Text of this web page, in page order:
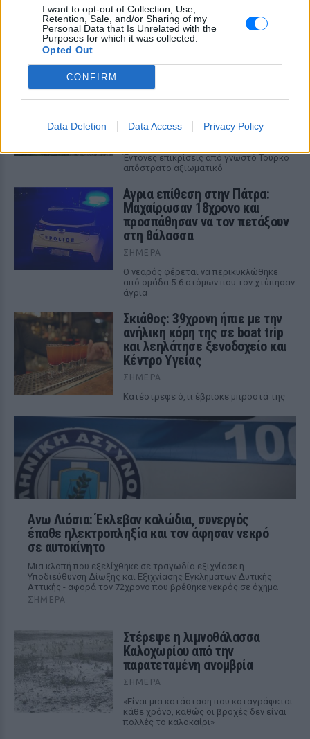
I want to opt-out of Collection, Use,
Retention, Sale, and/or Sharing of my
Personal Data that Is Unrelated with the
Purposes for which it was collected.
Opted Out
CONFIRM
Data Deletion Data Access Privacy Policy
Η σορός βρέθηκε σε κατάσταση βαθιάς κατάψυξης σε
ξενοδοχείο που διατηρούσε ο 55χρονος γιος του, ο οποίος
την είχε κλειδωμένη για χρόνια.
ΣΉΜΕΡΑ
καβγάς μετά τη σύγκριση με τη
από απόστρατο
Έντονες επικρίσεις από γνωστό Τούρκο
απόστρατο αξιωματικό
Αγρια επίθεση στην Πάτρα:
Μαχαίρωσαν 18χρονο και
προσπάθησαν να τον πετάξουν
στη θάλασσα
ΣΉΜΕΡΑ
Ο νεαρός φέρεται να περικυκλώθηκε
από ομάδα 5-6 ατόμων που τον χτύπησαν
άγρια
Σκιάθος: 39χρονη ήπιε με την
ανήλικη κόρη της σε boat trip
και λεηλάτησε ξενοδοχείο και
Κέντρο Υγείας
ΣΉΜΕΡΑ
Κατέστρεφε ό,τι έβρισκε μπροστά της
Ανω Λιόσια: Έκλεβαν καλώδια, συνεργός
έπαθε ηλεκτροπληξία και τον άφησαν νεκρό
σε αυτοκίνητο
Μια κλοπή που εξελίχθηκε σε τραγωδία εξιχνίασε η
Υποδιεύθυνση Δίωξης και Εξιχνίασης Εγκλημάτων Δυτικής
Αττικής - αφορά τον 72χρονο που βρέθηκε νεκρός σε όχημα
ΣΉΜΕΡΑ
Στέρεψε η λιμνοθάλασσα
Καλοχωρίου από την
παρατεταμένη ανομβρία
ΣΉΜΕΡΑ
«Είναι μια κατάσταση που καταγράφεται
κάθε χρόνο, καθώς οι βροχές δεν είναι
πολλές το καλοκαίρι»